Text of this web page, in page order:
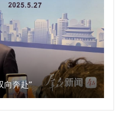
发展贡献力量。 问：
学科研诚信工作，建立健
效协同的科研诚信管理体
学术诚信是十分关键的
行学术研究过程中，必须
不仅存在于大学，也存在
管理制度是十分必要的，
向奔赴”